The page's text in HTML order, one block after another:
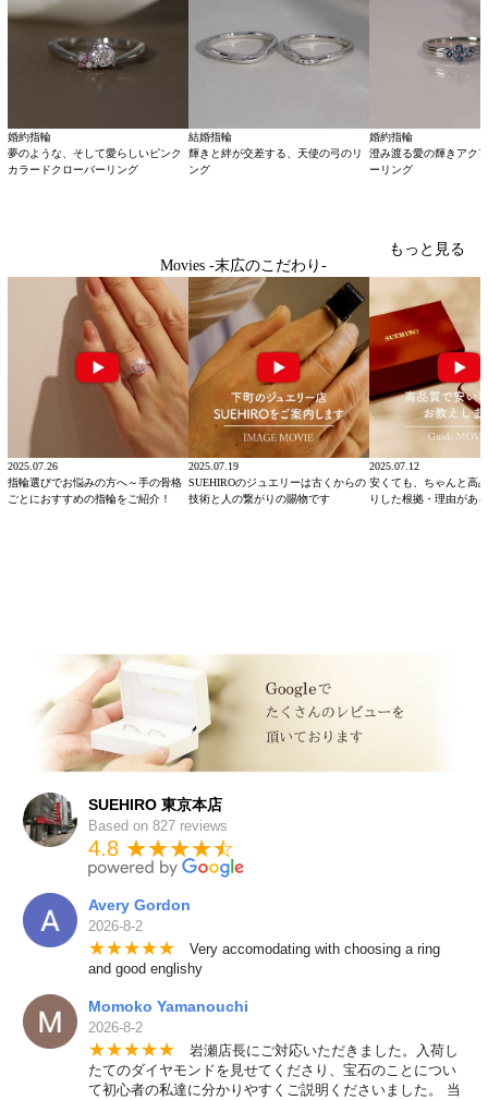
婚約指輪
夢のような、そして愛らしいピンク
カラードクローバーリング
結婚指輪
輝きと絆が交差する、天使の弓のリ
ング
婚約指輪
澄み渡る愛の輝きアク
ーリング
Movies -末広のこだわり-
もっと見る
2025.07.26
指輪選びでお悩みの方へ～手の骨格
ごとにおすすめの指輪をご紹介！
2025.07.19
SUEHIROのジュエリーは古くからの
技術と人の繋がりの賜物です
2025.07.12
安くても、ちゃんと高
りした根拠・理由があ
SUEHIRO 東京本店
Based on 827 reviews
4.8 ★★★★★
☆
Avery Gordon
2026-8-2
★★★★★ Very accomodating with choosing a ring
and good englishy
Momoko Yamanouchi
2026-8-2
★★★★★ 岩瀬店長にご対応いただきました。入荷し
たてのダイヤモンドを見せてくださり、宝石のことについ
て初心者の私達に分かりやすくご説明くださいました。 当